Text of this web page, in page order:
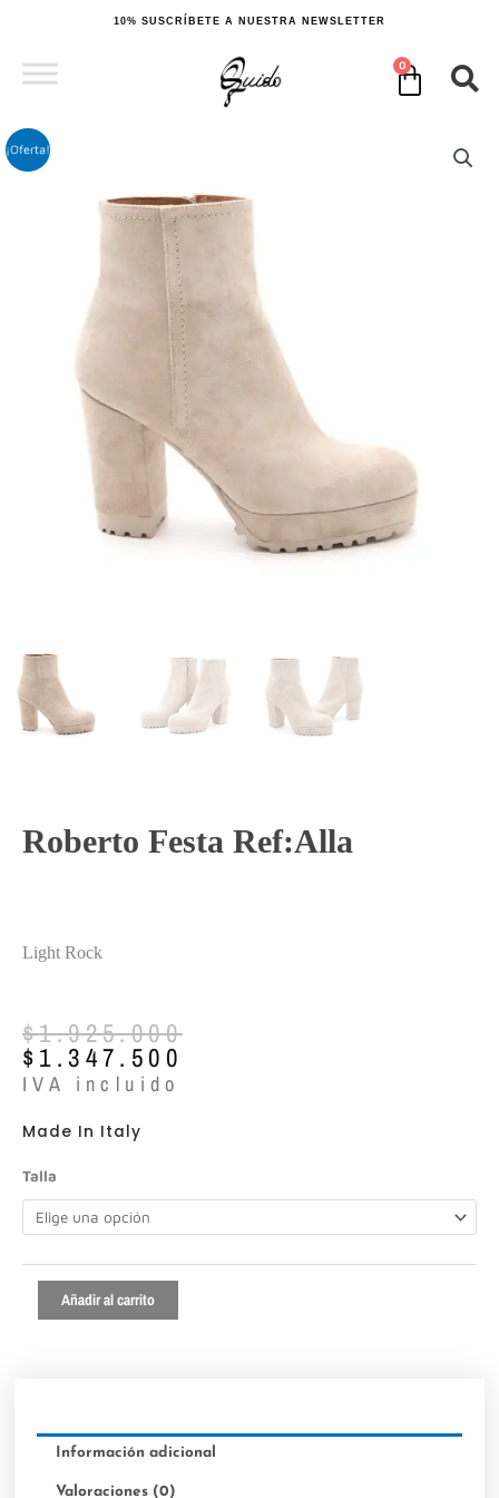
contenido
10% SUSCRÍBETE A NUESTRA NEWSLETTER
0
Cart
¡Oferta!
Roberto Festa Ref:Alla
Light Rock
$1.925.000
El
precio
original
$1.925.000.
$1.347.500
El
precio
actual
$1.347.500.
IVA incluido
Made In Italy
Talla
Roberto
Festa
ref:Alla
Añadir al carrito
Información adicional
Valoraciones (0)